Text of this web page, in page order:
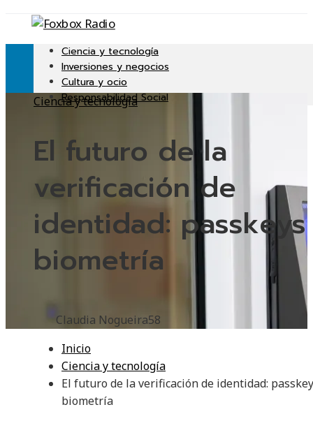
Ciencia y tecnología
Inversiones y negocios
Cultura y ocio
Responsabilidad Social
Ciencia y tecnología
El futuro de la
verificación de
identidad:
biometría
Claudia Nogueira58
Inicio
Ciencia y tecnología
El futuro de la verificación de identidad:
biometría